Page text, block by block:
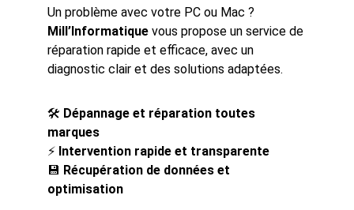
Un problème avec votre PC ou Mac ?
Mill’Informatique vous propose un service de
réparation rapide et efficace, avec un
diagnostic clair et des solutions adaptées.
🛠 Dépannage et réparation toutes
marques
⚡ Intervention rapide et transparente
💾 Récupération de données et
optimisation